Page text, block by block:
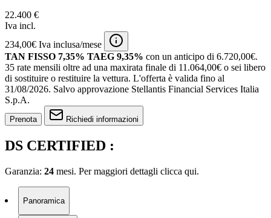
22.400 €
Iva incl.
234,00€ Iva inclusa/mese
TAN FISSO 7,35% TAEG 9,35% con un anticipo di 6.720,00€.
35 rate mensili oltre ad una maxirata finale di 11.064,00€ o sei libero
di sostituire o restituire la vettura. L'offerta è valida fino al
31/08/2026. Salvo approvazione Stellantis Financial Services Italia
S.p.A.
Prenota Richiedi informazioni
DS CERTIFIED :
Garanzia: 24 mesi. Per maggiori dettagli clicca qui.
Panoramica